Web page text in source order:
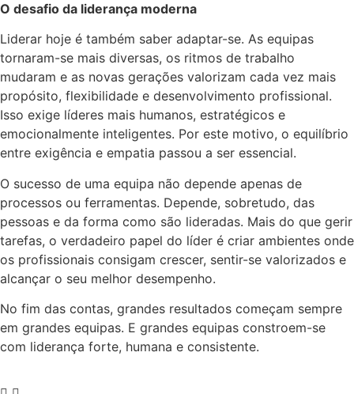
O desafio da liderança moderna
Liderar hoje é também saber adaptar-se. As equipas
tornaram-se mais diversas, os ritmos de trabalho
mudaram e as novas gerações valorizam cada vez mais
propósito, flexibilidade e desenvolvimento profissional.
Isso exige líderes mais humanos, estratégicos e
emocionalmente inteligentes. Por este motivo, o equilíbrio
entre exigência e empatia passou a ser essencial.
O sucesso de uma equipa não depende apenas de
processos ou ferramentas. Depende, sobretudo, das
pessoas e da forma como são lideradas. Mais do que gerir
tarefas, o verdadeiro papel do líder é criar ambientes onde
os profissionais consigam crescer, sentir-se valorizados e
alcançar o seu melhor desempenho.
No fim das contas, grandes resultados começam sempre
em grandes equipas. E grandes equipas constroem-se
com liderança forte, humana e consistente.